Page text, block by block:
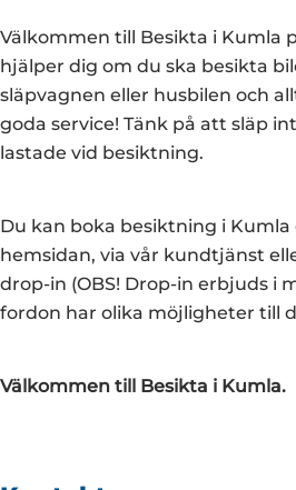
Välkommen till Besikta i Kumla
hjälper dig om du ska besikta
släpvagnen eller husbilen och
goda service! Tänk på att släp
lastade vid besiktning.
Du kan boka besiktning i
hemsidan, via vår kundtjänst
drop-in (OBS! Drop-in erbjuds i
fordon har olika möjligheter till
Välkommen till Besikta i Kumla.